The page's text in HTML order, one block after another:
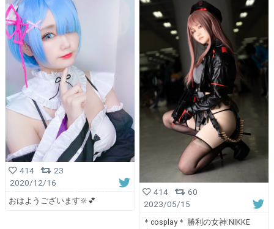
414
23
2020/12/16
おはようございます🔆💕
414
60
2023/05/15
＊cosplay＊ 勝利の女神:NIKKE